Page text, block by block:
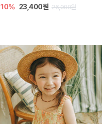
10% 23,400원 26,000원